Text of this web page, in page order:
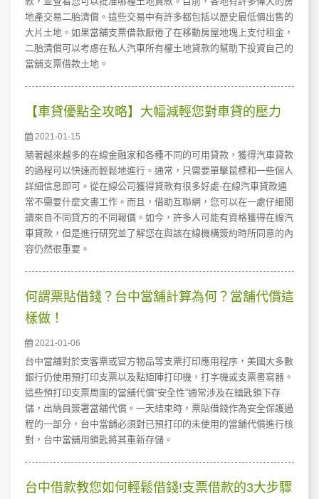
地產交易二胎清償。這些交易中有許多都包括以歷史最低價出售的
大片土地。如果當舖支票借款厭倦了在移動房屋地塊上支付租金，
二胎清償可以考慮在私人汽車所有權土地貸款的幫助下投資自己的
當舖支票借款土地。
【車貸優點全攻略】大幅減輕您對車貸的壓力
2021-01-15
隨著越來越多的在線金融家和各種不同的可用貸款，獲得汽車貸款
的過程可以快速而輕鬆地進行。通常，只需要單擊鼠標和一些個人
詳細信息即可。從在線公司獲得貸款有很多好處-在線汽車貸款通
常不需要什麼文書工作。而且，借助互聯網，您可以在一處仔細閱
讀來自不同貸方的不同報價。如今，許多人可能有資格獲得在線汽
車貸款，但是進行研究並了解您在與該在線機構簽約時所同意的內
容仍然很重要。
何謂票貼借錢？台中當舖計算為何？當舖代償這
樣做！
2021-01-06
台中當舖對於支客票或官方物品等支票打印應用程序，美國大多數
銀行仍使用預打印支票以及點矩陣打印機，打字機或支票書寫器。
這些預打印支票周圍的當舖代償“安全性”通常涉及在鑰匙鎖下存
儲，出納員簽署當舖代償。一天結束時，票貼借錢作為安全保護過
程的一部分，台中當舖必須對已預打印的未使用的當舖代償進行核
對，台中當舖用鎖匙將其重新存儲。
台中借款教您如何輕鬆借錢!支票借款的3大步驟